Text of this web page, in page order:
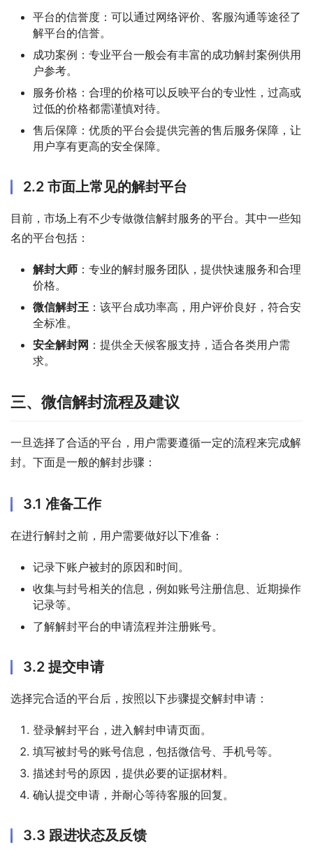
平台的信誉度：可以通过网络评价、客服沟通等途径了
解平台的信誉。
成功案例：专业平台一般会有丰富的成功解封案例供用
户参考。
服务价格：合理的价格可以反映平台的专业性，过高或
过低的价格都需谨慎对待。
售后保障：优质的平台会提供完善的售后服务保障，让
用户享有更高的安全保障。
2.2 市面上常见的解封平台
目前，市场上有不少专做微信解封服务的平台。其中一些知
名的平台包括：
解封大师 ：专业的解封服务团队，提供快速服务和合理
价格。
微信解封王 ：该平台成功率高，用户评价良好，符合安
全标准。
安全解封网 ：提供全天候客服支持，适合各类用户需
求。
三、微信解封流程及建议
一旦选择了合适的平台，用户需要遵循一定的流程来完成解
封。下面是一般的解封步骤：
3.1 准备工作
在进行解封之前，用户需要做好以下准备：
记录下账户被封的原因和时间。
收集与封号相关的信息，例如账号注册信息、近期操作
记录等。
了解解封平台的申请流程并注册账号。
3.2 提交申请
选择完合适的平台后，按照以下步骤提交解封申请：
登录解封平台，进入解封申请页面。
填写被封号的账号信息，包括微信号、手机号等。
描述封号的原因，提供必要的证据材料。
确认提交申请，并耐心等待客服的回复。
3.3 跟进状态及反馈